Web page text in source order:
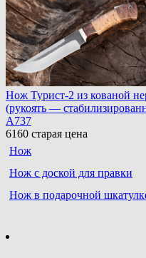
Нож Турист-2 из кованой
(рукоять —
A737
6160 старая цена
Нож
Нож с доской для правки
Нож в подарочной